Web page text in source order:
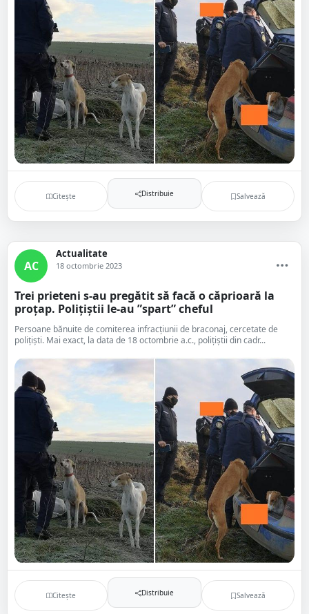
Citește Distribuie Salvează
AC
Actualitate
18 octombrie 2023
Trei prieteni s-au pregătit să facă o căprioară la
proțap. Polițiștii le-au ”spart” cheful
Persoane bănuite de comiterea infracțiunii de braconaj, cercetate de
polițiști. Mai exact, la data de 18 octombrie a.c., polițiștii din cadr...
Citește Distribuie Salvează